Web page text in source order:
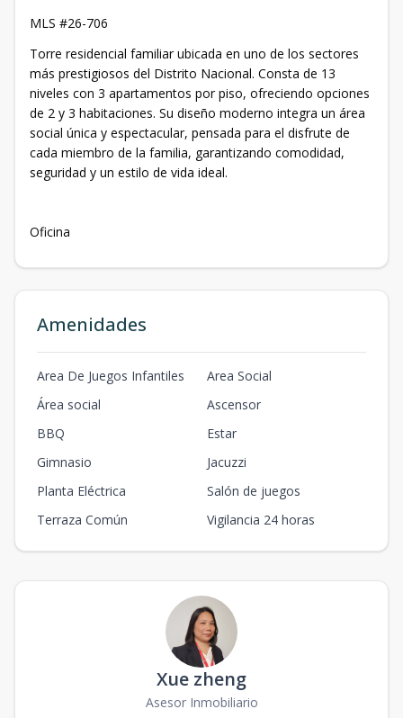
MLS #26-706
Torre residencial familiar ubicada en uno de los sectores
más prestigiosos del Distrito Nacional. Consta de 13
niveles con 3 apartamentos por piso, ofreciendo opciones
de 2 y 3 habitaciones. Su diseño moderno integra un área
social única y espectacular, pensada para el disfrute de
cada miembro de la familia, garantizando comodidad,
seguridad y un estilo de vida ideal.
Oficina
Amenidades
Area De Juegos Infantiles
Area Social
Área social
Ascensor
BBQ
Estar
Gimnasio
Jacuzzi
Planta Eléctrica
Salón de juegos
Terraza Común
Vigilancia 24 horas
Xue zheng
Asesor Inmobiliario